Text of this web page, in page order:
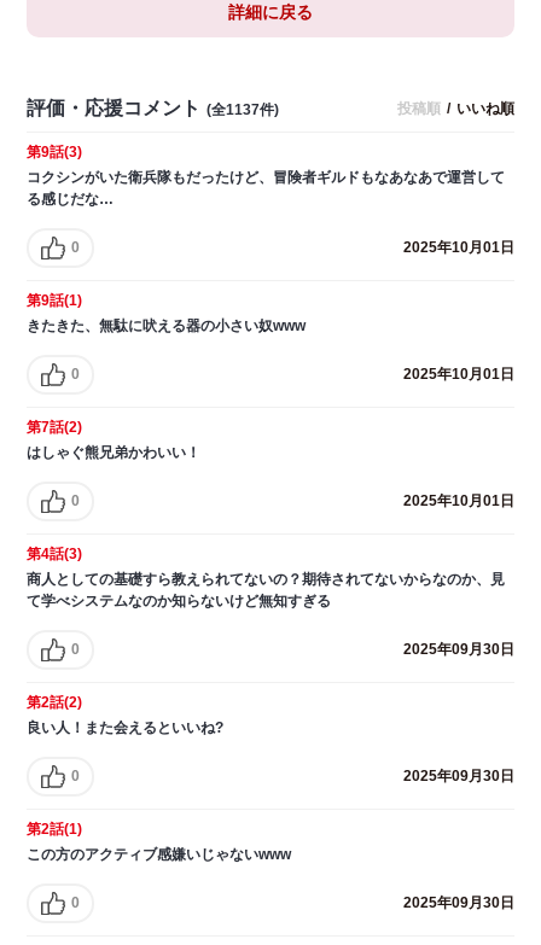
詳細に戻る
評価・応援コメント (全1137件) 投稿順 / いいね順
第9話(3)
コクシンがいた衛兵隊もだったけど、冒険者ギルドもなあなあで運営して
る感じだな…
0 2025年10月01日
第9話(1)
きたきた、無駄に吠える器の小さい奴www
0 2025年10月01日
第7話(2)
はしゃぐ熊兄弟かわいい！
0 2025年10月01日
第4話(3)
商人としての基礎すら教えられてないの？期待されてないからなのか、見
て学べシステムなのか知らないけど無知すぎる
0 2025年09月30日
第2話(2)
良い人！また会えるといいね?
0 2025年09月30日
第2話(1)
この方のアクティブ感嫌いじゃないwww
0 2025年09月30日